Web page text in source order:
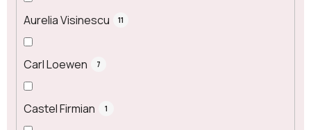
Aurelia Visinescu 11
Carl Loewen 7
Castel Firmian 1